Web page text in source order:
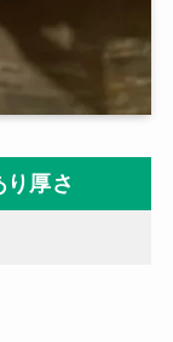
り厚さ